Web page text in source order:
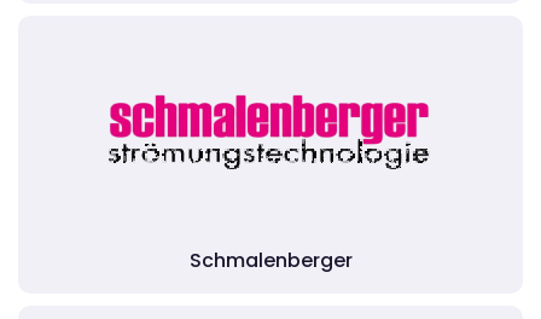
Schmalenberger